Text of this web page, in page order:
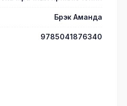
Брэк Аманда
9785041876340